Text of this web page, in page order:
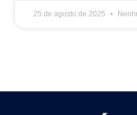
25 de agosto de 2025